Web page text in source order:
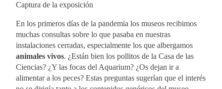
Captura de la exposición
En los primeros días de la pandemia los museos recibimos
muchas consultas sobre lo que pasaba en nuestras
instalaciones cerradas, especialmente los que albergamos
animales vivos. ¿Están bien los pollitos de la Casa de las
Ciencias? ¿Y las focas del Aquarium? ¿Os dejan ir a
alimentar a los peces? Estas preguntas sugerían que el interés